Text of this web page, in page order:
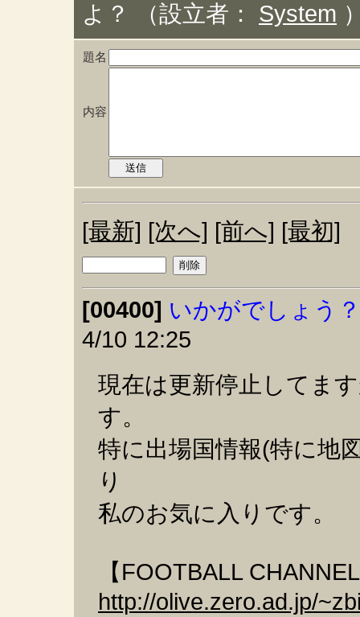
よ？ （設立者： System
題名
内容
[最新] [次へ] [前へ] [最初]
[00400] いかがでしょう？
4/10 12:25
現在は更新停止してま
す。
特に出場国情報(特に地
り
私のお気に入りです。
【FOOTBALL
http://olive.zero.ad.jp/